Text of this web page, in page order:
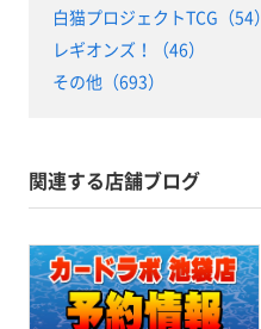
白猫プロジェクトTCG（54）
レギオンズ！（46）
その他（693）
関連する店舗ブログ